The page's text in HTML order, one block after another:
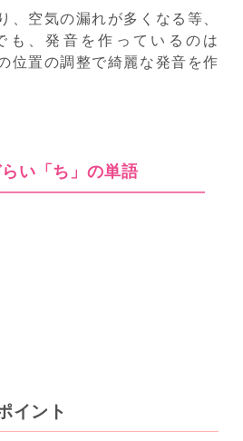
空気の漏れが多くなる等、
も、発音を作っているのは
位置の調整で綺麗な発音を作
い「ち」の単語
イント